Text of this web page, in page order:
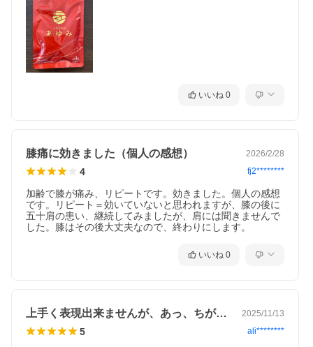
【機能性関与成分】
ブラックジンジャー由来ポリメトキシフラボン、サケ鼻軟骨由来
プロテオグリカン
【届出番号】
G516
されています。ブラックジンジャー由来ポリメトキシフラボン
は、日常活動時のエネルギー代謝において脂肪を消費しやすくす
る作用により、BMIが高め（BMI24以上30未満）の方の腹部の脂
ています。サケ鼻軟骨由来プロテオグリカンには、膝関節の不快
感を持つ方の軟骨成分の分解を抑え、関節軟骨の保護に役立ち、
膝関節の可動性、日常生活における膝の動き（階段の上り下り、
歩く、立ち上がる、落ちたものを拾う、座っている）の改善に役
22.5g（250mg × 90粒）
【お召し上がり方】
水またはぬるま湯などでお召し上がりください。
いいね 0
膝痛に効きました（個人の感想） 2026/2/28
4 fj2********
加齢で膝が痛み、リピートです。効きました。個人の感想
です。リピート＝効いていないと思われますが、膝の後に
五十肩の患い、継続してみましたが、肩には聞きませんで
した。膝はその後大丈夫なので、終わりにします。
いいね 0
上手く表現出来ませんが、あっ、ちがうな… 2025/11/13
5 ali********